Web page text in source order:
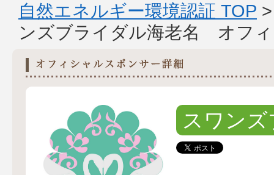
自然エネルギー環境認証 TOP
ンズブライダル海老名 オフ
スワン